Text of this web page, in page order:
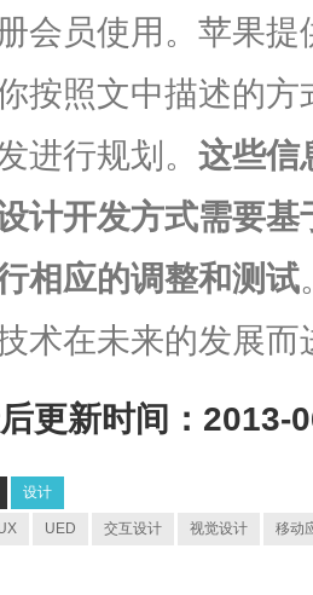
会员使用。苹果
按照文中描述的
进行规划。这些信
计开发方式需要
相应的调整和测试
术在未来的发展而
更新时间：2013-
设计
UED 交互设计 视觉设计 移动